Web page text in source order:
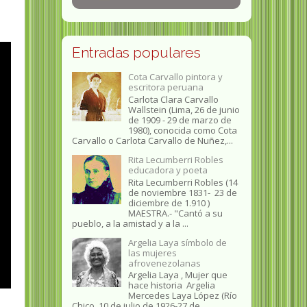
Entradas populares
Cota Carvallo pintora y
escritora peruana
Carlota Clara Carvallo
Wallstein (Lima, 26 de junio
de 1909 - 29 de marzo de
1980), conocida como Cota
Carvallo o Carlota Carvallo de Nuñez,...
Rita Lecumberri Robles
educadora y poeta
Rita Lecumberri Robles (14
de noviembre 1831- 23 de
diciembre de 1.910 )
MAESTRA.- "Cantó a su
pueblo, a la amistad y a la ...
Argelia Laya símbolo de
las mujeres
afrovenezolanas
Argelia Laya , Mujer que
hace historia Argelia
Mercedes Laya López (Río